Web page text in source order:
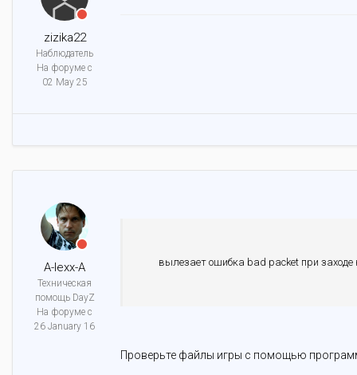
zizika22
Наблюдатель
На форуме с
02 May 25
A-lexx-A
Техническая
помощь DayZ
На форуме с
26 January 16
вылезает ошибка bad packet при заходе
Проверьте файлы игры с помощью